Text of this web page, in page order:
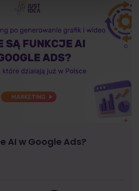
AI w Google Ads?